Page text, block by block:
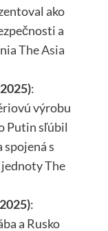
ako
a
The Asia
:
výrobu
Putin sľúbil
spojená s
jednotyThe
:
a Rusko